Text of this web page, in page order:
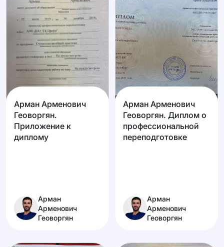
Арман Арменович
Геоворгян.
Приложение к
диплому
Арман
Арменович
Геоворгян
Арман Арменович
Геоворгян. Диплом о
профессиональной
переподготовке
Арман
Арменович
Геоворгян